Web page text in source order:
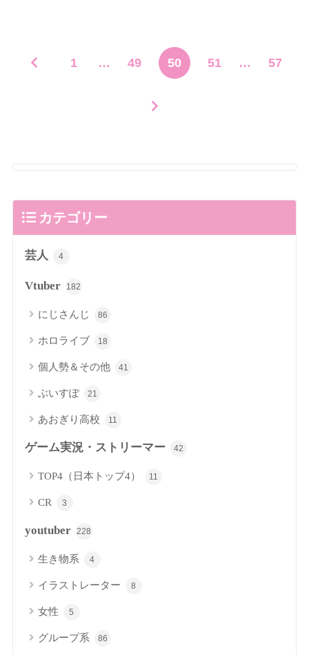
1 … 49 50 51 … 57
カテゴリー
芸人 4
Vtuber 182
にじさんじ 86
ホロライブ 18
個人勢＆その他 41
ぶいすぽ 21
あおぎり高校 11
ゲーム実況・ストリーマー 42
TOP4（日本トップ4） 11
CR 3
youtuber 228
生き物系 4
イラストレーター 8
女性 5
グループ系 86